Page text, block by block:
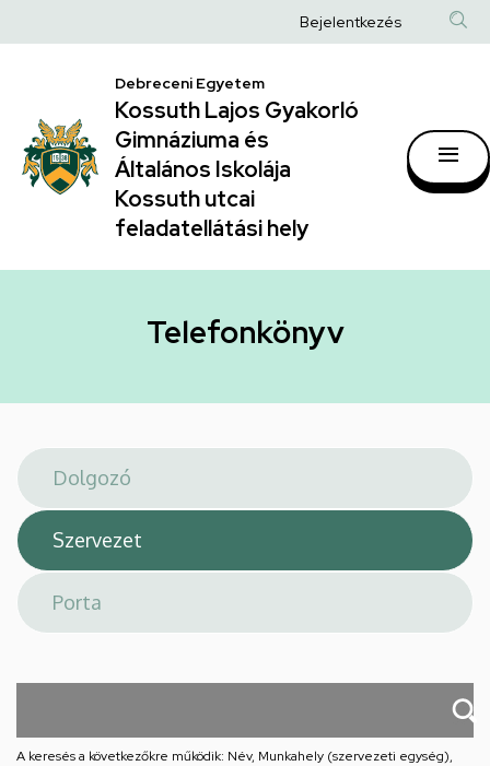
|
Kossuth
Lajos
Gyakorló
Gimnáziuma
Általános
hely
a
Anonim
fiók
Bejelentkezés
Debreceni Egyetem
Kossuth Lajos Gyakorló
Gimnáziuma és
Általános Iskolája
Kossuth utcai
feladatellátási hely
Telefonkönyv
A keresés a következőkre működik: Név, Munkahely (szervezeti egység),